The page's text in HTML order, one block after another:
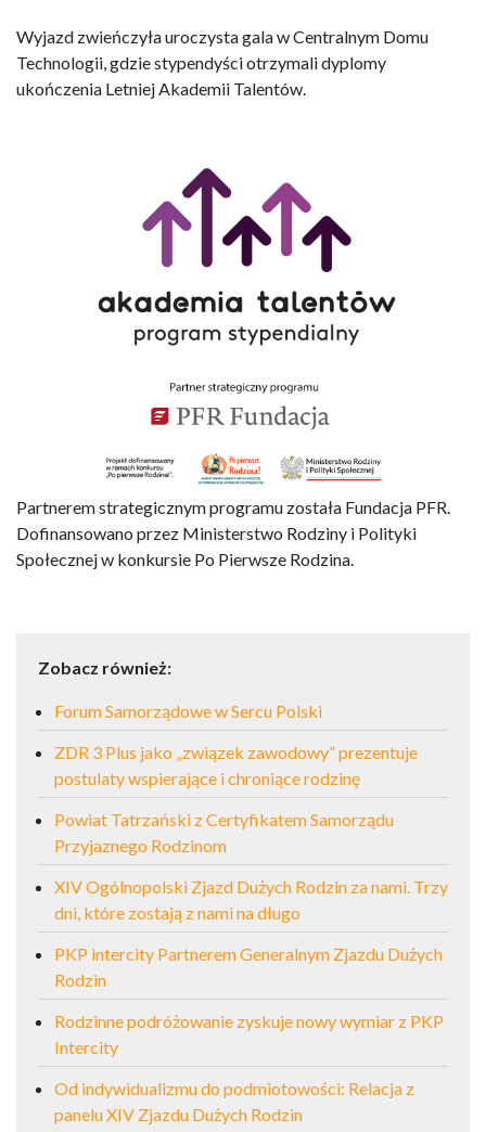
Wyjazd zwieńczyła uroczysta gala w Centralnym Domu
Technologii, gdzie stypendyści otrzymali dyplomy
ukończenia Letniej Akademii Talentów.
Partnerem strategicznym programu została Fundacja PFR.
Dofinansowano przez Ministerstwo Rodziny i Polityki
Społecznej w konkursie Po Pierwsze Rodzina.
Zobacz również:
Forum Samorządowe w Sercu Polski
ZDR 3 Plus jako „związek zawodowy” prezentuje
postulaty wspierające i chroniące rodzinę
Powiat Tatrzański z Certyfikatem Samorządu
Przyjaznego Rodzinom
XIV Ogólnopolski Zjazd Dużych Rodzin za nami. Trzy
dni, które zostają z nami na długo
PKP intercity Partnerem Generalnym Zjazdu Dużych
Rodzin
Rodzinne podróżowanie zyskuje nowy wymiar z PKP
Intercity
Od indywidualizmu do podmiotowości: Relacja z
panelu XIV Zjazdu Dużych Rodzin